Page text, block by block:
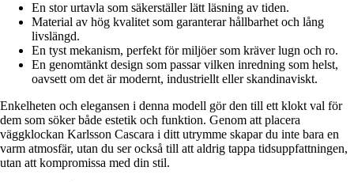
En stor urtavla som säkerställer lätt läsning av tiden.
Material av hög kvalitet som garanterar hållbarhet och lång
livslängd.
En tyst mekanism, perfekt för miljöer som kräver lugn och ro.
En genomtänkt design som passar vilken inredning som helst,
oavsett om det är modernt, industriellt eller skandinaviskt.
Enkelheten och elegansen i denna modell gör den till ett klokt val för
dem som söker både estetik och funktion. Genom att placera
väggklockan Karlsson Cascara i ditt utrymme skapar du inte bara en
varm atmosfär, utan du ser också till att aldrig tappa tidsuppfattningen,
utan att kompromissa med din stil.